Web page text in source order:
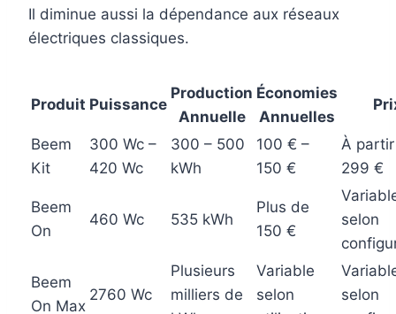
Il diminue aussi la dépendance aux réseaux
électriques classiques.
Produit Puissance
Production
Annuelle
Économies
Annuelles
Beem
Kit
300 Wc –
420 Wc
300 – 500
kWh
100 € –
150 €
À
299 €
Beem
On
460 Wc 535 kWh
Plus de
150 €
selon
Beem
On Max
2760 Wc
Plusieurs
milliers de
Variable
selon
selon